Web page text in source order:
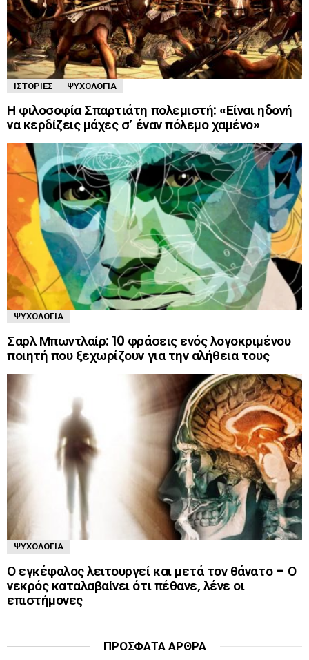
ΙΣΤΟΡΊΕΣ ΨΥΧΟΛΟΓΊΑ
Η φιλοσοφία Σπαρτιάτη πολεμιστή: «Είναι ηδονή
να κερδίζεις μάχες σ’ έναν πόλεμο χαμένο»
ΨΥΧΟΛΟΓΊΑ
Σαρλ Μπωντλαίρ: 10 φράσεις ενός λογοκριμένου
ποιητή που ξεχωρίζουν για την αλήθεια τους
ΨΥΧΟΛΟΓΊΑ
Ο εγκέφαλος λειτουργεί και μετά τον θάνατο – Ο
νεκρός καταλαβαίνει ότι πέθανε, λένε οι
επιστήμονες
ΠΡΌΣΦΑΤΑ ΆΡΘΡΑ